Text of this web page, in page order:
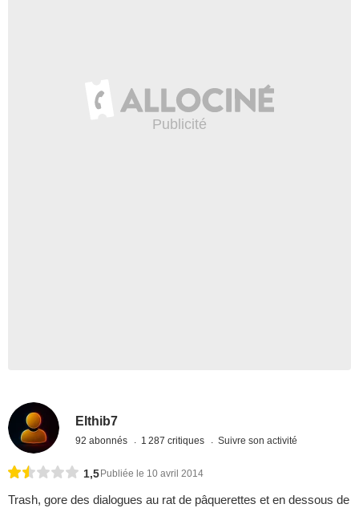
Elthib7
92 abonnés 1 287 critiques Suivre son activité
1,5 Publiée le 10 avril 2014
Trash, gore des dialogues au rat de pâquerettes et en dessous de